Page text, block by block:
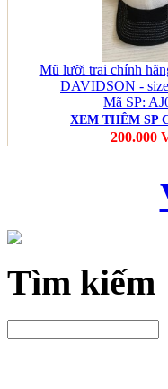
Mũ lưỡi trai chính
DAVIDSON -
Mã SP:
XEM THÊM SP
200.000
Tìm kiếm